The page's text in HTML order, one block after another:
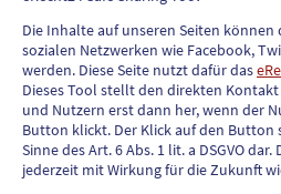
Die Inhalte auf unseren Seiten
sozialen Netzwerken wie Facebook,
werden. Diese Seite nutzt dafür das
Dieses Tool stellt den direkten
und Nutzern erst dann her, wenn der
Button klickt. Der Klick auf den
Sinne des Art. 6 Abs. 1 lit. a DSGVO
jederzeit mit Wirkung für die Zukunft